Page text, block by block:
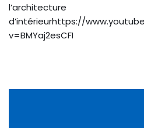
l’architecture
d’intérieurhttps://
v=BMYaj2esCFI